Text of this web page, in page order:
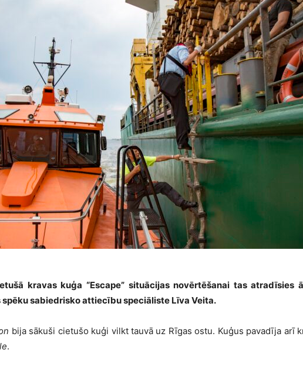
kravas kuģa “Escape” situācijas novērtēšanai tas atradīsies
sabiedrisko attiecību speciāliste Līva Veita.
bija sākuši cietušo kuģi vilkt tauvā uz Rīgas ostu. Kuģus pavadīja arī
.